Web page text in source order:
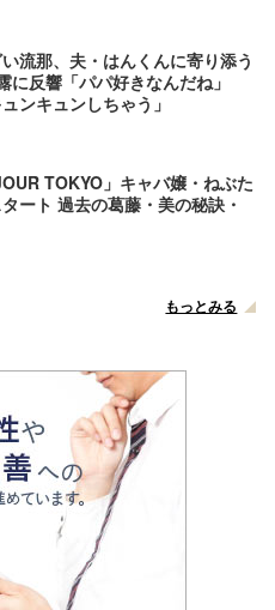
流那、夫・はんくんに寄り添う
に反響「パパ好きなんだね」
ンキュンしちゃう」
TOKYO」キャバ嬢・ねぶた
ート 過去の葛藤・美の秘訣・
もっとみる